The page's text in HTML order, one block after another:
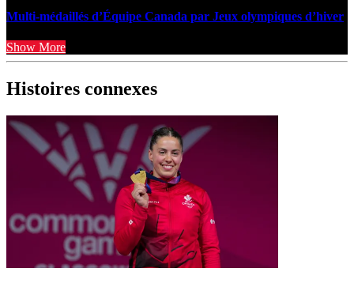
Multi-médaillés d’Équipe Canada par Jeux olympiques d’hiver
Show More
Histoires connexes